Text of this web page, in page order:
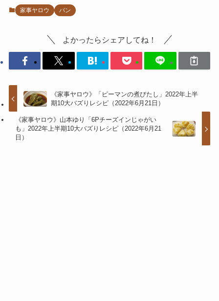
家事ヤロウ パン
よかったらシェアしてね！
《家事ヤロウ》「ピーマンの煮びたし」2022年上半
期10大バズりレシピ（2022年6月21日）
《家事ヤロウ》山本ゆり「6Pチーズインじゃがい
も」2022年上半期10大バズりレシピ（2022年6月21
日）